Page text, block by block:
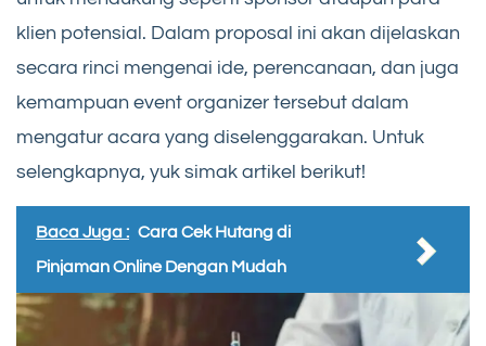
klien potensial. Dalam proposal ini akan dijelaskan
secara rinci mengenai ide, perencanaan, dan juga
kemampuan event organizer tersebut dalam
mengatur acara yang diselenggarakan. Untuk
selengkapnya, yuk simak artikel berikut!
Baca Juga : Cara Cek Hutang di
Pinjaman Online Dengan Mudah